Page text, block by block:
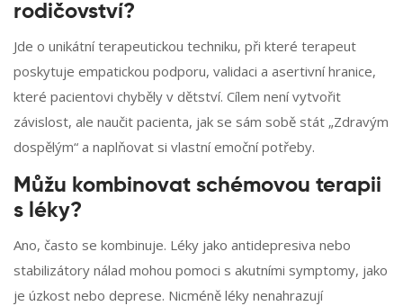
rodičovství?
Jde o unikátní terapeutickou techniku, při které terapeut
poskytuje empatickou podporu, validaci a asertivní hranice,
které pacientovi chyběly v dětství. Cílem není vytvořit
závislost, ale naučit pacienta, jak se sám sobě stát „Zdravým
dospělým“ a naplňovat si vlastní emoční potřeby.
Můžu kombinovat schémovou terapii
s léky?
Ano, často se kombinuje. Léky jako antidepresiva nebo
stabilizátory nálad mohou pomoci s akutními symptomy, jako
je úzkost nebo deprese. Nicméně léky nenahrazují